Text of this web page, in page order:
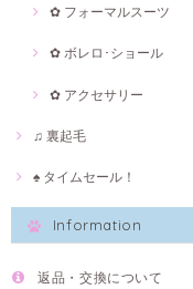
✿ フォーマルスーツ
✿ ボレロ･ショール
✿ アクセサリー
♫ 裏起毛
♠ タイムセール！
Information
返品・交換について